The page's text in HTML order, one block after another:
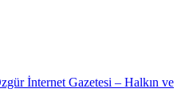
İnternet Gazetesi – Halkın ve